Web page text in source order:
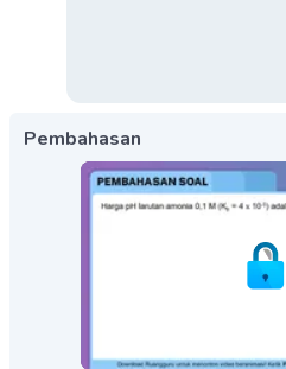
Pembahasan